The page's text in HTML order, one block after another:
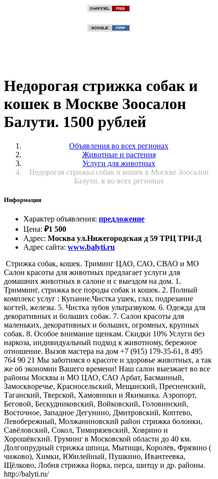
Недорогая стрижка собак и
кошек в Москве Зоосалон
Балути. 1500 рублей
Объявления во всех регионах
Животные и растения
Услуги для животных
Недорогая стрижка собак и кошек в Москве Зоосалон
Балути. в во всех регионах
Информация
Характер объявления: предложение
Цена: ₽1 500
Адрес: Москва ул.Нижегородская д 59 ТРЦ ТРИ-Д
Адрес сайта: www.balyti.ru
Стрижка собак, кошек. Триминг ЦАО, САО, СВАО и МО
Салон красоты для животных предлагает услуги для
домашних животных в салоне и с выездом на дом. 1.
Тримминг, стрижка все породы собак и кошек. 2. Полный
комплекс услуг : Купание.Чистка ушек, глаз, подрезание
когтей, железы. 5. Чистка зубов ультразвуком. 6. Одежда для
декоративных и больших собак. 7. Салон красоты для
маленьких, декоративных и больших, огромных, крупных
собак. 8. Особое внимание щенкам. Скидки 10% Услуги без
наркоза, индивидуальный подход к животному, бережное
отношение. Вызов мастера на дом +7 (915) 179-35-61, 8 495
764 90 21 Мы заботимся о красоте и здоровье животных, а так
же об экономии Вашего времени! Наш салон выезжает во все
районы Москвы и МО ЦАО, САО Арбат, Басманный,
Замоскворечье, Красносельский, Мещанский, Пресненский,
Таганский, Тверской, Хамовники и Якиманка. Аэропорт,
Беговой, Бескудниковский, Войковский, Головинский,
Восточное, Западное Дегунино, Дмитровский, Коптево,
Левобережный, Молжаниновский район стрижка болонки,
Савёловский, Сокол, Тимирязевский, Ховрино и
Хорошёвский. Груминг в Московской области до 40 км.
Долгопрудный стрижка шпица, Мытищи, Королёв, Фрязино (
чижово), Химки, Юбилейный, Пушкино, Ивантеевка,
Щёлково, Лобня стрижка йорка, перса, шитцу и др. районы.
http://balyti.ru/